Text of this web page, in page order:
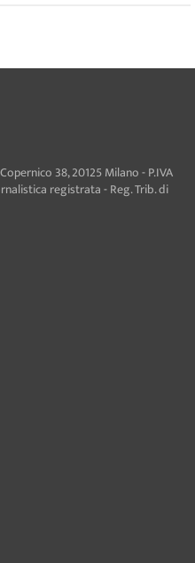
38, 20125 Milano - P.IVA
registrata - Reg. Trib. di